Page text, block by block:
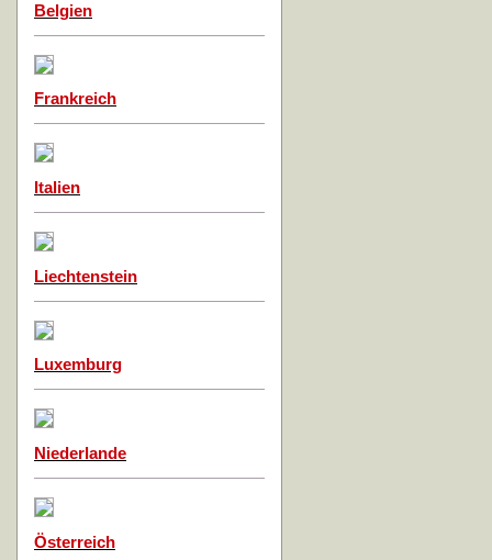
Belgien
Frankreich
Italien
Liechtenstein
Luxemburg
Niederlande
Österreich